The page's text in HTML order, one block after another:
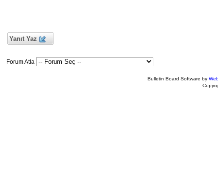
Yanıt Yaz
Forum Atla
Bulletin Board Software by